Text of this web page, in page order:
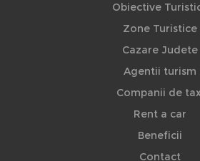
Obiective
Zone Turistice
Cazare Judete
Agentii turism
Companii de
Rent a car
Beneficii
Contact